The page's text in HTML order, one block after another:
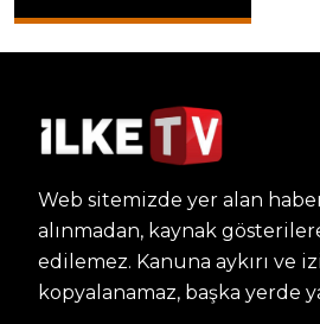
Web sitemizde yer alan
alınmadan, kaynak
edilemez. Kanuna aykırı ve
kopyalanamaz, başka yerde